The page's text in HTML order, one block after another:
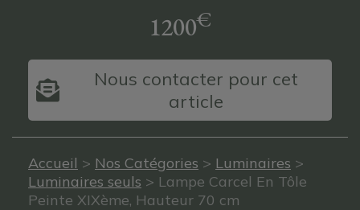
1200€
Nous contacter pour cet
article
Accueil > Nos Catégories > Luminaires >
Luminaires seuls > Lampe Carcel En Tôle
Peinte XIXème, Hauteur 70 cm